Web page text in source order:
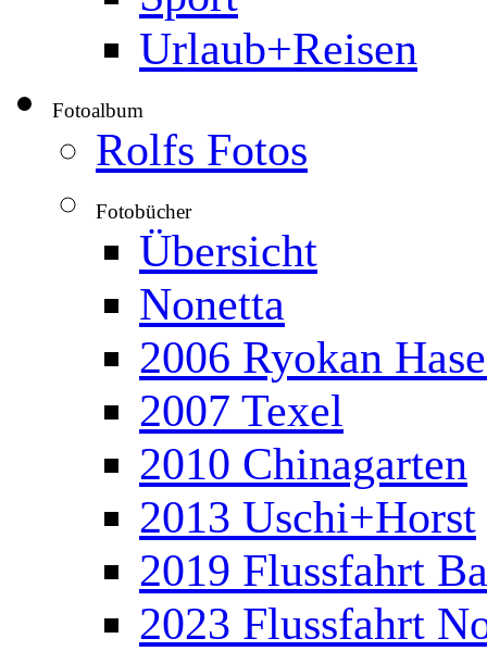
Urlaub+Reisen
Fotoalbum
Rolfs Fotos
Fotobücher▼
Übersicht
Nonetta
2006 Ryokan
2007 Texel
2010 Chinagarten
2013 Uschi+Horst
2019 Flussfahrt
2023 Flussfahrt